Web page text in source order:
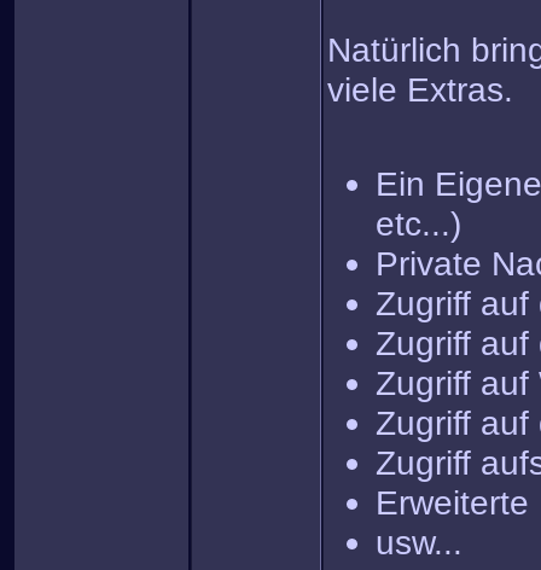
Natürlich
viele Extras.
Ein
etc...)
Private
Zugriff
Zugriff auf
Zugriff auf
Zugriff
Zugriff
usw...